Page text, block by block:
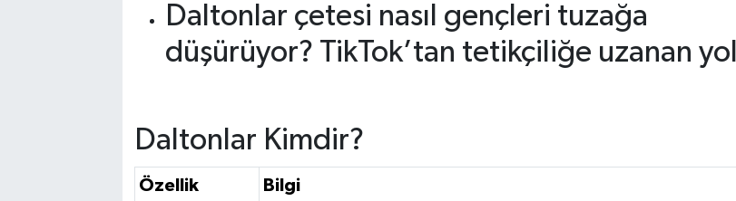
Daltonlar çetesi nasıl gençleri tuzağa
düşürüyor? TikTok’tan tetikçiliğe uzanan yol
Daltonlar Kimdir?
Özellik Bilgi